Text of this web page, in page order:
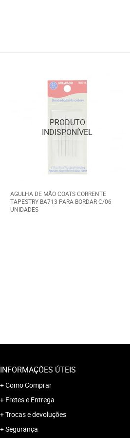
AGULHA DE MÃO COATS CORRENTE
TAPESTRY BA713 PARA BORDAR C/06
UNIDADES
INFORMAÇÕES ÚTEIS
Como Comprar
Fretes e Entrega
Trocas e devoluções
Segurança